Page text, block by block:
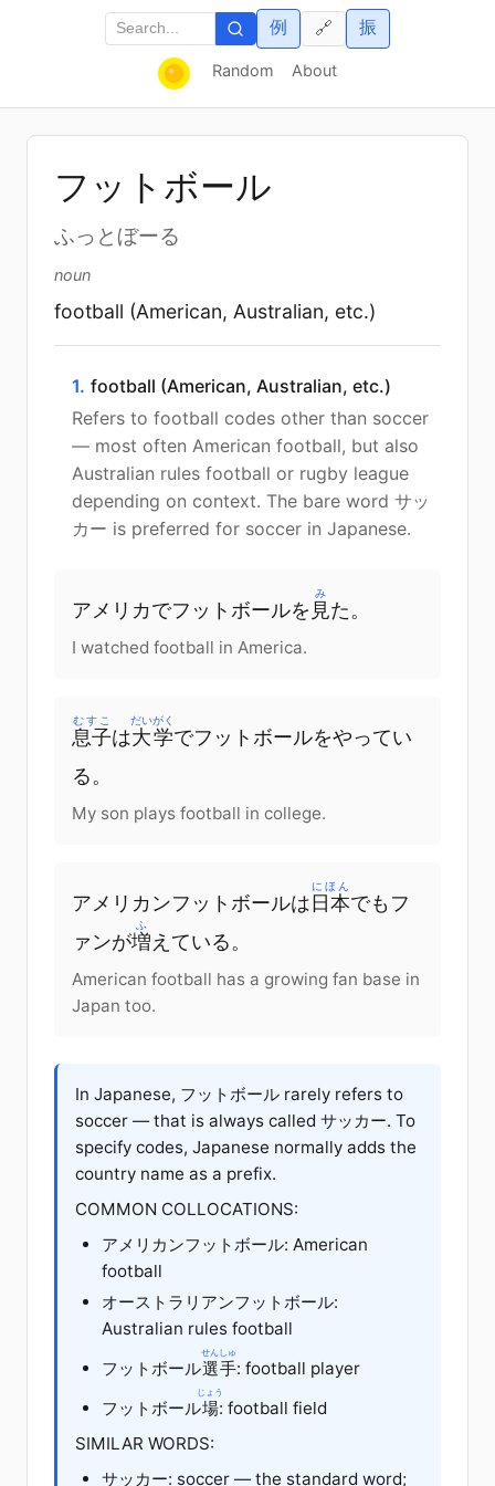
Random About
例 振
🔗
フットボール
ふっとぼーる
noun
football (American, Australian, etc.)
1. football (American, Australian, etc.)
Refers to football codes other than soccer
— most often American football, but also
Australian rules football or rugby league
depending on context. The bare word サッ
カー is preferred for soccer in Japanese.
アメリカでフットボールを 見
み
た。
I watched football in America.
息子
むすこ
は大学
だいがく
でフットボールをやってい
る。
My son plays football in college.
アメリカンフットボールは 日本
にほん
でもフ
ァンが増
ふ
えている。
American football has a growing fan base in
Japan too.
In Japanese, フットボール rarely refers to
soccer — that is always called サッカー. To
specify codes, Japanese normally adds the
country name as a prefix.
COMMON COLLOCATIONS:
アメリカンフットボール: American
football
オーストラリアンフットボール:
Australian rules football
フットボール選手
せんしゅ
: football player
フットボール場
じょう
: football field
SIMILAR WORDS:
サッカー: soccer — the standard word;